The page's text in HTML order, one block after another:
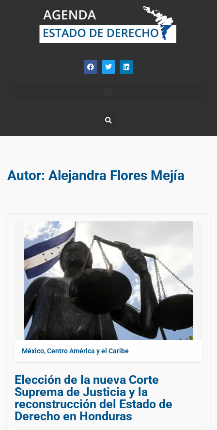
Autor: Alejandra Flores Mejía
México, Centro América y el Caribe
Elección de la nueva Corte
Suprema de Justicia y la
reconstrucción del Estado de
Derecho en Honduras